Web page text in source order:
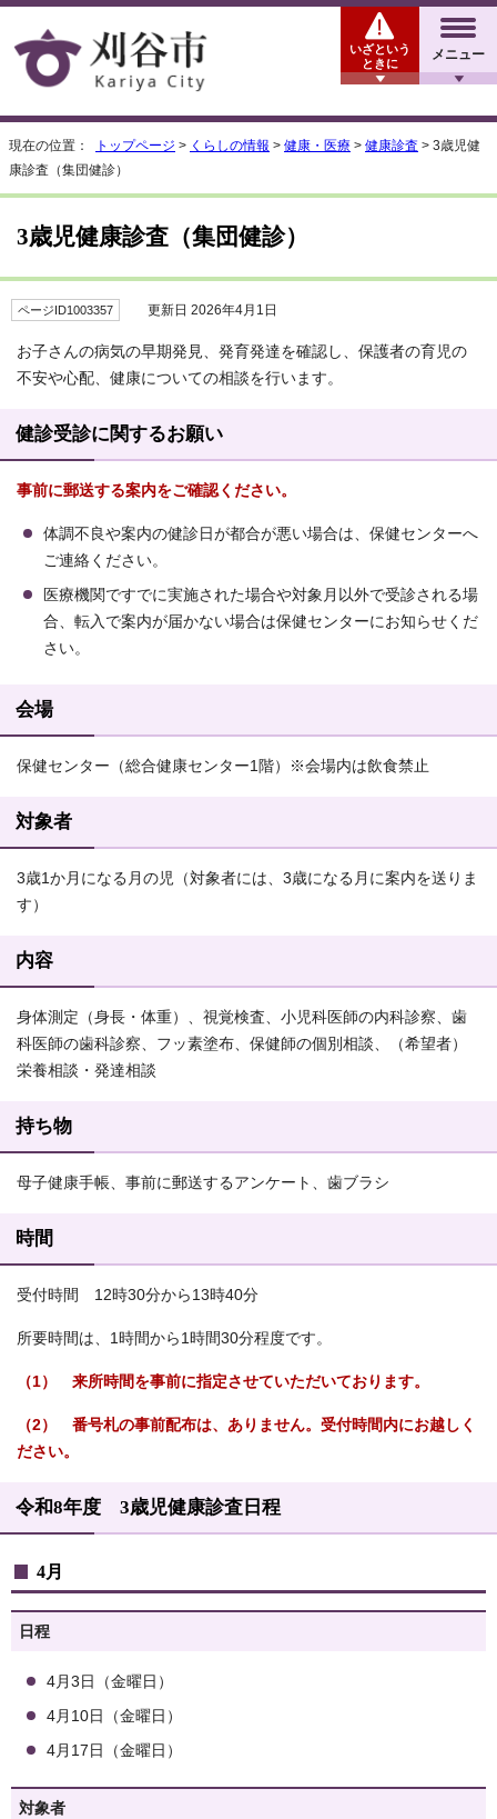
メニュー
いざという
ときに
現在の位置： トップページ > くらしの情報 > 健康・医療 > 健康診査 > 3歳児健
康診査（集団健診）
3歳児健康診査（集団健診）
ページID1003357 更新日 2026年4月1日
お子さんの病気の早期発見、発育発達を確認し、保護者の育児の
不安や心配、健康についての相談を行います。
健診受診に関するお願い
事前に郵送する案内をご確認ください。
体調不良や案内の健診日が都合が悪い場合は、保健センターへ
ご連絡ください。
医療機関ですでに実施された場合や対象月以外で受診される場
合、転入で案内が届かない場合は保健センターにお知らせくだ
さい。
会場
保健センター（総合健康センター1階）※会場内は飲食禁止
対象者
3歳1か月になる月の児（対象者には、3歳になる月に案内を送りま
す）
内容
身体測定（身長・体重）、視覚検査、小児科医師の内科診察、歯
科医師の歯科診察、フッ素塗布、保健師の個別相談、（希望者）
栄養相談・発達相談
持ち物
母子健康手帳、事前に郵送するアンケート、歯ブラシ
時間
受付時間 12時30分から13時40分
所要時間は、1時間から1時間30分程度です。
（1） 来所時間を事前に指定させていただいております。
（2） 番号札の事前配布は、ありません。受付時間内にお越しく
ださい。
令和8年度 3歳児健康診査日程
4月
日程
4月3日（金曜日）
4月10日（金曜日）
4月17日（金曜日）
対象者